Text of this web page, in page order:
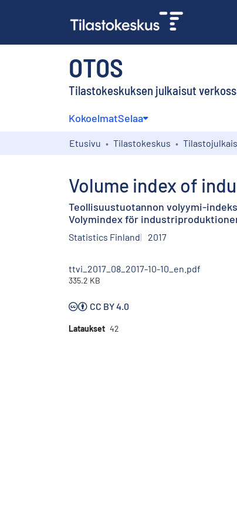
OTOS
Tilastokeskuksen julkaisut
KokoelmatSelaa
Etusivu Tilastokeskus
Volume index of
Teollisuustuotannon volyymi-
Volymindex för
Statistics Finland 2017
ttvi_2017_08_2017-10-10_en.pdf
335.2 KB
CC BY 4.0
Lataukset 42